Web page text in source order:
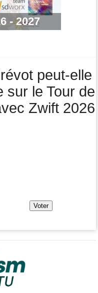
étape, UAE déçoit !
les commandes du
- 2027
peut-elle
sur le Tour de
Zwift 2026